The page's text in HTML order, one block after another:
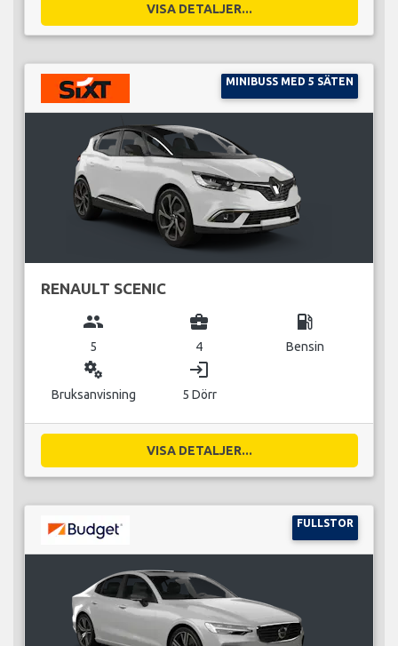
VISA DETALJER...
MINIBUSS MED 5 SÄTEN
RENAULT SCENIC
group
5
business_center
4
local_gas_station
Bensin
miscellaneous_services
Bruksanvisning
login
5 Dörr
VISA DETALJER...
FULLSTOR